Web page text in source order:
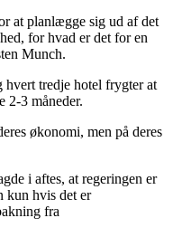
at planlægge sig ud af det
for hvad er det for en
Munch.
hvert tredje hotel frygter at
2-3 måneder.
økonomi, men på deres
i aftes, at regeringen er
kun hvis det er
fra